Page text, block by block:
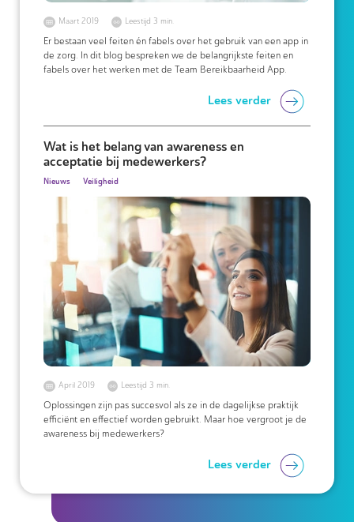
Maart 2019 Leestijd 3 min.
Er bestaan veel feiten én fabels over het gebruik van een app in
de zorg. In dit blog bespreken we de belangrijkste feiten en
fabels over het werken met de Team Bereikbaarheid App.
Lees verder
Wat is het belang van awareness en
acceptatie bij medewerkers?
Nieuws Veiligheid
April 2019 Leestijd 3 min.
Oplossingen zijn pas succesvol als ze in de dagelijkse praktijk
efficiënt en effectief worden gebruikt. Maar hoe vergroot je de
awareness bij medewerkers?
Lees verder